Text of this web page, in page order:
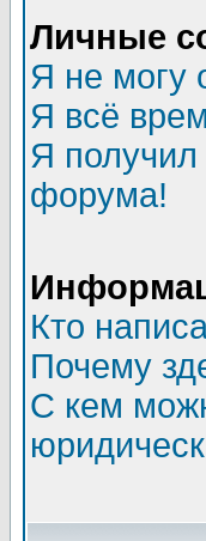
Личные
Я не могу
Я всё
Я получил
форума!
Кто
Почему
С кем